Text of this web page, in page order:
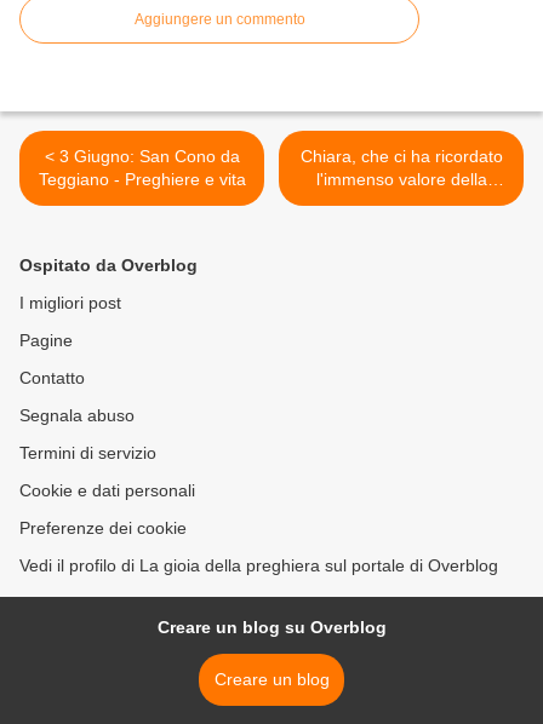
Aggiungere un commento
< 3 Giugno: San Cono da
Teggiano - Preghiere e vita
Chiara, che ci ha ricordato
l'immenso valore della
vita... >
Ospitato da Overblog
I migliori post
Pagine
Contatto
Segnala abuso
Termini di servizio
Cookie e dati personali
Preferenze dei cookie
Vedi il profilo di La gioia della preghiera sul portale di Overblog
Creare un blog su Overblog
Creare un blog